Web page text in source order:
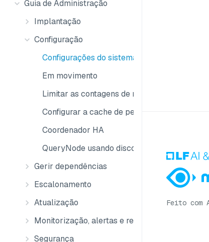
Guia de Administração
Implantação
Configuração
Configurações do sistema
Em movimento
Limitar as contagens de recolha
Configurar a cache de pedaços
Coordenador HA
QueryNode usando disco local
Gerir dependências
Escalonamento
Atualização
Monitorização, alertas e registos
Segurança
Feito com